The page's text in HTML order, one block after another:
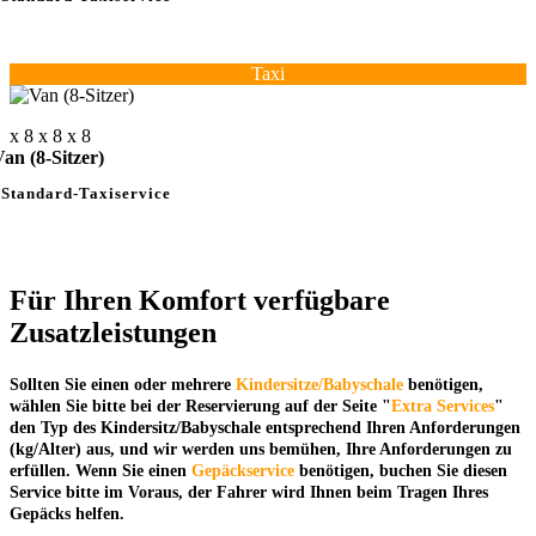
Taxi
x 8 x 8 x 8
(8-Sitzer)
Taxiservice
Für Ihren Komfort verfügbare
Zusatzleistungen
Sollten Sie einen oder mehrere Kindersitze/Babyschale benötigen,
wählen Sie bitte bei der Reservierung auf der Seite "Extra Services"
den Typ des Kindersitz/Babyschale entsprechend Ihren Anforderungen
(kg/Alter) aus, und wir werden uns bemühen, Ihre Anforderungen zu
erfüllen. Wenn Sie einen Gepäckservice benötigen, buchen Sie diesen
Service bitte im Voraus, der Fahrer wird Ihnen beim Tragen Ihres
Gepäcks helfen.